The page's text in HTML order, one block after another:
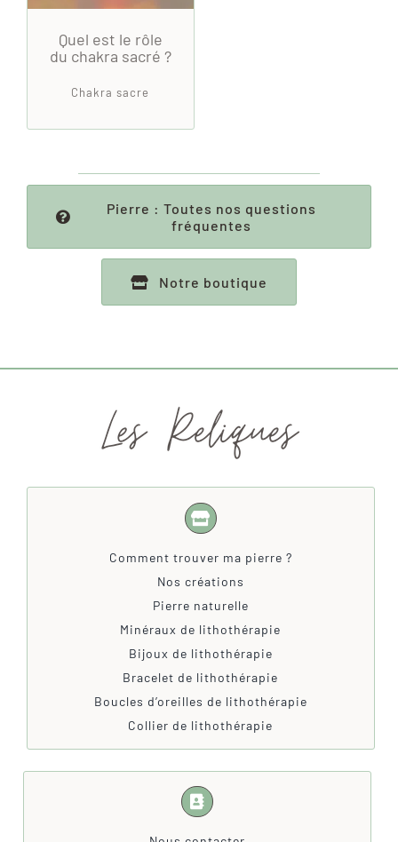
Quel est le rôle
du chakra sacré ?
Chakra sacre
Pierre : Toutes nos questions
fréquentes
Notre boutique
Comment trouver ma pierre ?
Nos créations
Pierre naturelle
Minéraux de lithothérapie
Bijoux de lithothérapie
Bracelet de lithothérapie
Boucles d’oreilles de lithothérapie
Collier de lithothérapie